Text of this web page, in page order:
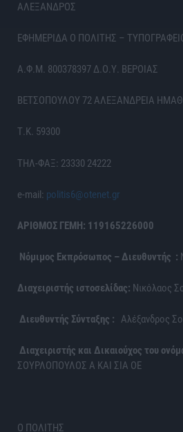
ΑΛΕΞΑΝΔΡΟΣ
ΕΦΗΜΕΡΙΔΑ Ο ΠΟΛΙΤΗΣ –
Α.Φ.Μ. 800378397 Δ.Ο.Υ. ΒΕΡΟΙΑΣ
ΒΕΤΣΟΠΟΥΛΟΥ 72 ΑΛΕΞΑΝΔΡΕΙΑ
Τ.Κ. 59300
ΤΗΛ-ΦΑΞ: 23330 24222
e-mail: politis6@otenet.gr
ΑΡΙΘΜΟΣ ΓΕΜΗ: 119165226000
Νόμιμος Εκπρόσωπος – Διευθυντής :
Διαχειριστής ιστοσελίδας: Νικόλαος
Διευθυντής Σύνταξης : Αλέξανδρος
Διαχειριστής και Δικαιούχος του
ΣΟΥΡΛΟΠΟΥΛΟΣ Α ΚΑΙ ΣΙΑ ΟΕ
Ο ΠΟΛΙΤΗΣ